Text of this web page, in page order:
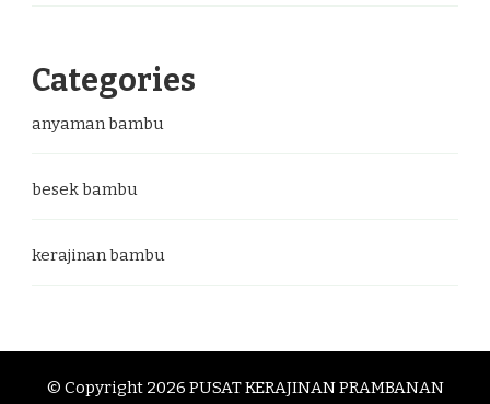
Categories
anyaman bambu
besek bambu
kerajinan bambu
© Copyright 2026 PUSAT KERAJINAN PRAMBANAN